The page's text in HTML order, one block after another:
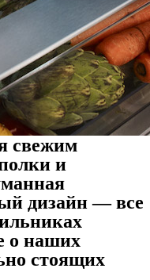
свежим
и
дизайн — все
о наших
стоящих